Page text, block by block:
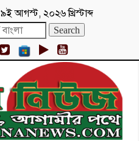
৯ই আগস্ট, ২০২৬ খ্রিস্টাব্দ